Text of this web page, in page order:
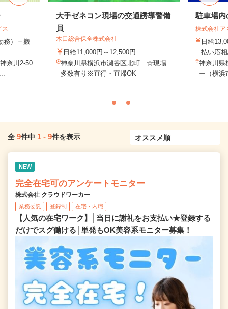
ス
務）＋搬
奈川2-50
大手ゼネコン現場の交通誘導警備
員
木口総合保全株式会社
日給11,000円～12,500円
神奈川県横浜市瀬谷区北町 ☆現場
多数有り※直行・直帰OK
駐車場内
株式会社ア
日給
払い応
神奈川県
ー（横浜
全 9件中 1 - 9件を表示
NEW
完全在宅可のアンケートモニター
株式会社 クラウドワーカー
業務委託 登録制 在宅・内職
【人気の在宅ワーク】│当日に謝礼をお支払い★登録する
だけでスグ働ける│単発もOK美容系モニター募集！